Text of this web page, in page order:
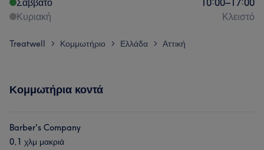
Σάββατο
10:00–17:00
Κυριακή
Κλειστό
Treatwell > Κομμωτήριο > Ελλάδα > Αττική
Κομμωτήρια κοντά
Barber's Company
0,1 χλμ μακριά